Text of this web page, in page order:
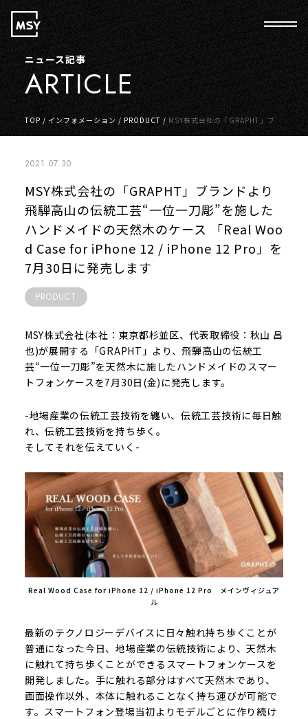
ニュース記事
ARTICLE
TOP / インフォメーション / PRODUCT /
ンドより 飛騨高山の伝統工芸“一位一刀彫”を施したハンドメイドの天然木
2021.07.30
MSY株式会社の「GRAPHT」ブランドより
飛騨高山の伝統工芸“一位一刀彫”を施した
ハンドメイドの天然木のケース 「Real Woo
d Case for iPhone 12 / iPhone 12 Pro」を
7月30日に発売します
PRODUCT
MSY株式会社(本社：東京都杉並区、代表取締役：秋山 昌
也)が展開する「GRAPHT」より、飛騨高山の伝統工
芸“一位一刀彫”を天然木に施したハンドメイドのスマー
トフォンケースを7月30日(金)に発売します。
-地場産業の伝統工芸技術を纏い、伝統工芸技術に毎日触
れ、伝統工芸技術を持ち歩く。
そしてそれを伝えていく-
Real Wood Case for iPhone 12 / iPhone 12 Pro メインヴィジュア
ル
最新のテクノロジーデバイスに日々触れ持ち歩くことが
普通になった今日、地場産業の伝統技術により、天然木
に触れて持ち歩くことができるスマートフォンケースを
開発しました。手に触れる部分はすべて天然木であり、
画面操作以外、本体に触れることなく持ち運びが可能で
す。スマートフォン登場当初よりモデルごとに作り続け